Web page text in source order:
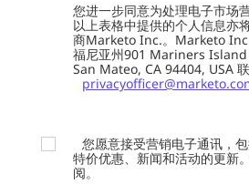
您进一步同意为处理电子市场
以上表格中提供的个人信息亦
商Marketo Inc.。Marketo
福尼亚州901 Mariners
San Mateo, CA 94404, USA
您愿意接受营销电子通讯，包
特价优惠、新闻和活动的更新
阅。